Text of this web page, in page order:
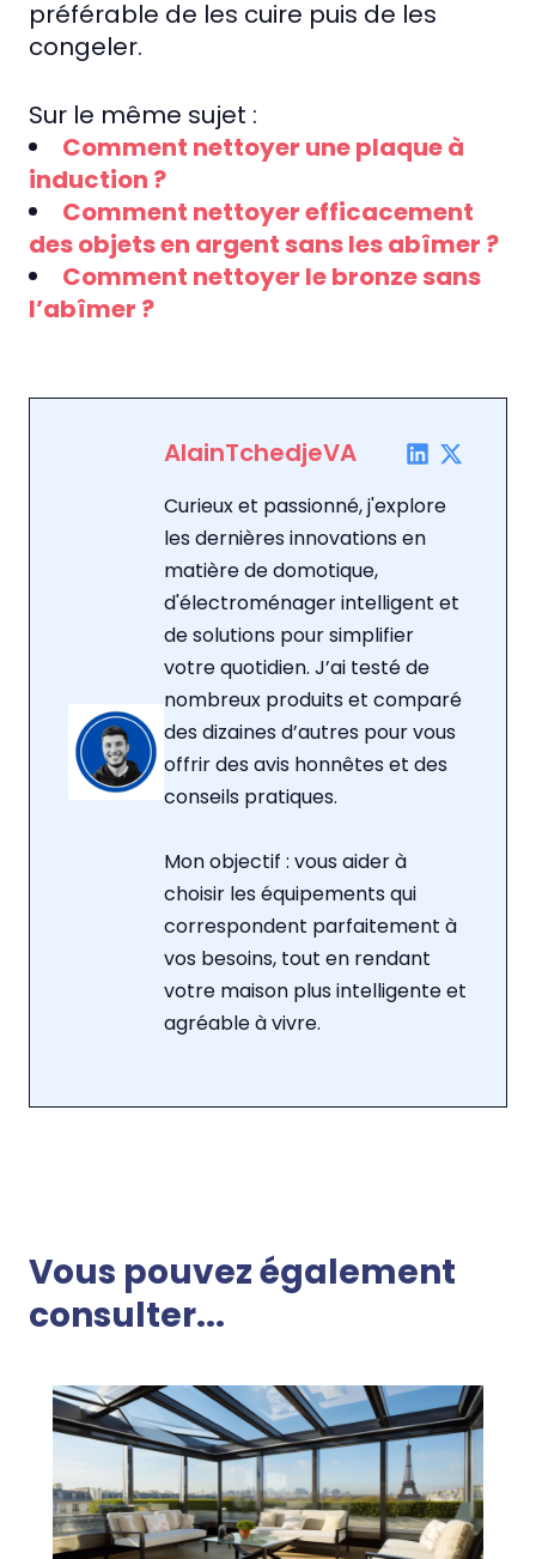
préférable de les cuire puis de les
congeler.
Sur le même sujet :
Comment nettoyer une plaque à
induction ?
Comment nettoyer efficacement
des objets en argent sans les abîmer ?
Comment nettoyer le bronze sans
l’abîmer ?
AlainTchedjeVA
Curieux et passionné, j'explore
les dernières innovations en
matière de domotique,
d'électroménager intelligent et
de solutions pour simplifier
votre quotidien. J’ai testé de
nombreux produits et comparé
des dizaines d’autres pour vous
offrir des avis honnêtes et des
conseils pratiques.
Mon objectif : vous aider à
choisir les équipements qui
correspondent parfaitement à
vos besoins, tout en rendant
votre maison plus intelligente et
agréable à vivre.
Vous pouvez également
consulter...